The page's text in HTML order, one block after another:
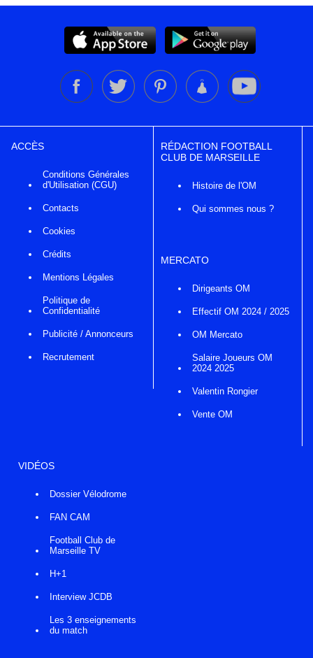
ACCÈS
Conditions Générales
d'Utilisation (CGU)
Contacts
Cookies
Crédits
Mentions Légales
Politique de
Confidentialité
Publicité / Annonceurs
Recrutement
RÉDACTION FOOTBALL
CLUB DE MARSEILLE
Histoire de l'OM
Qui sommes nous ?
MERCATO
Dirigeants OM
Effectif OM 2024 / 2025
OM Mercato
Salaire Joueurs OM
2024 2025
Valentin Rongier
Vente OM
VIDÉOS
Dossier Vélodrome
FAN CAM
Football Club de
Marseille TV
H+1
Interview JCDB
Les 3 enseignements
du match